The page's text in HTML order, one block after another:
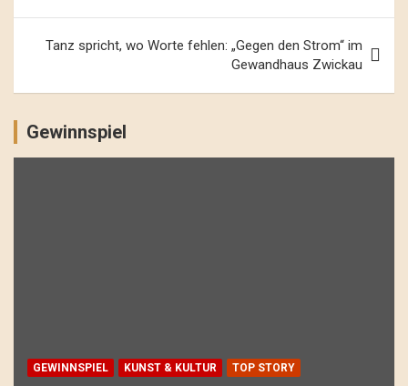
Tanz spricht, wo Worte fehlen: „Gegen den Strom“ im
Gewandhaus Zwickau
Gewinnspiel
GEWINNSPIEL KUNST & KULTUR TOP STORY